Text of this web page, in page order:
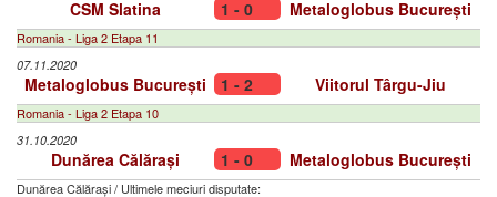
CSM Slatina 1 - 0 Metaloglobus București
Romania - Liga 2 Etapa 11
07.11.2020
Metaloglobus București 1 - 2 Viitorul Târgu-Jiu
Romania - Liga 2 Etapa 10
31.10.2020
Dunărea Călărași 1 - 0 Metaloglobus București
Dunărea Călărași/ Ultimele meciuri disputate: